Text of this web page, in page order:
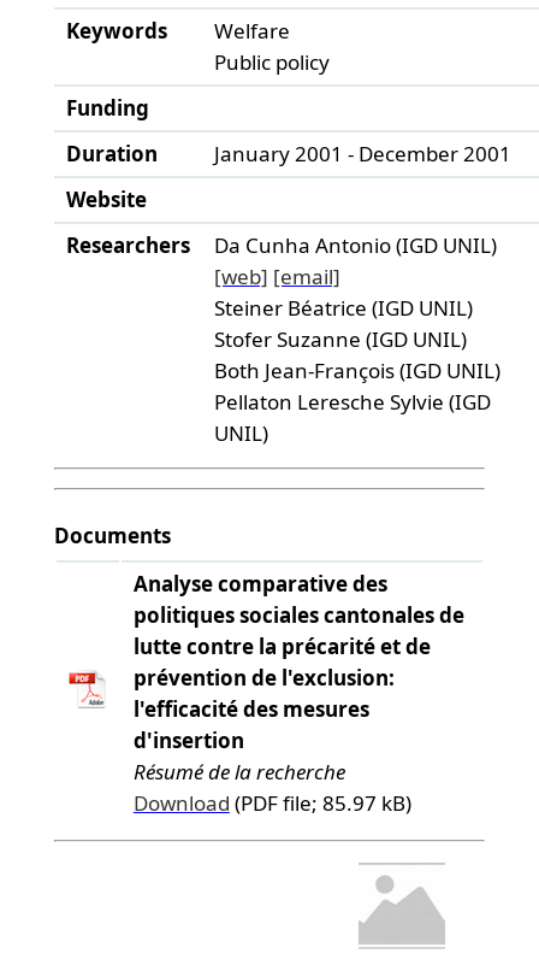
Keywords
Welfare
Public policy
Funding
Duration
January 2001 - December 2001
Website
Researchers
Da Cunha Antonio (IGD UNIL)
[web] [email]
Steiner Béatrice (IGD UNIL)
Stofer Suzanne (IGD UNIL)
Both Jean-François (IGD UNIL)
Pellaton Leresche Sylvie (IGD
UNIL)
Documents
Analyse comparative des
politiques sociales cantonales de
lutte contre la précarité et de
prévention de l'exclusion:
l'efficacité des mesures
d'insertion
Résumé de la recherche
Download (PDF file; 85.97 kB)